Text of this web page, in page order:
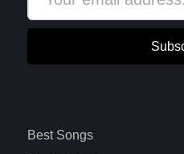
Best Songs